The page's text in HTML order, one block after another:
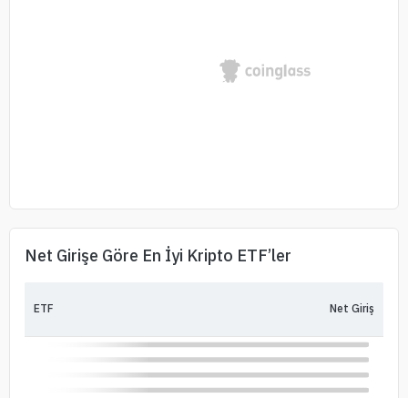
Net Girişe Göre En İyi Kripto ETF’ler
ETF Net Giriş